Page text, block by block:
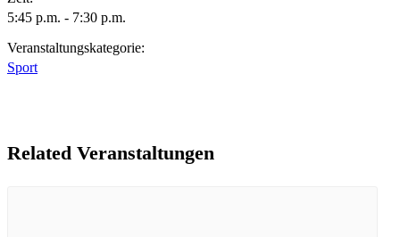
5:45 p.m. - 7:30 p.m.
Veranstaltungskategorie:
Sport
Related Veranstaltungen